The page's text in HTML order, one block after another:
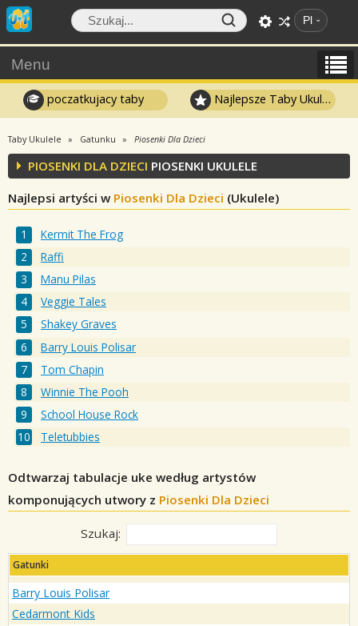
Pl
Menu
poczatkujacy taby Najlepsze Taby Ukulele
Taby Ukulele Gatunku Piosenki Dla Dzieci
PIOSENKI DLA DZIECI PIOSENKI UKULELE
Najlepsi artyści w Piosenki Dla Dzieci (Ukulele)
Kermit The Frog
Raffi
Manu Pilas
Veggie Tales
Shakey Graves
Barry Louis Polisar
Tom Chapin
Winnie The Pooh
School House Rock
Teletubbies
Odtwarzaj tabulacje uke według artystów
komponujących utwory z Piosenki Dla Dzieci
Szukaj:
Gatunki
Barry Louis Polisar
Cedarmont Kids